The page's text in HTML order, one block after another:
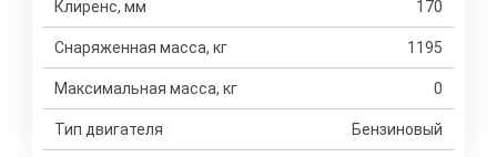
Клиренс, мм 170
Снаряженная масса, кг 1195
Максимальная масса, кг 0
Тип двигателя Бензиновый